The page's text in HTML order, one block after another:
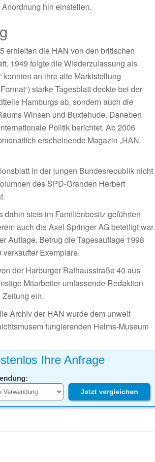
hin einstellen.
erhielten die HAN von den britischen
1949 folgte die Wiederzulassung als
an ihre alte Marktstellung
starke Tagesblatt deckte bei der
Hamburgs ab, sondern auch die
Winsen und Buxtehude. Daneben
Politik berichtet. Ab 2006
erscheinende Magazin „HAN
in der jungen Bundesrepublik nicht
des SPD-Granden Herbert
stets im Familienbesitz geführten
auch die Axel Springer AG beteiligt war.
Auflage. Betrug die Tagesauflage 1998
Exemplare.
der Harburger Rathausstraße 40 aus
Mitarbeiter umfassende Redaktion
ein.
Archiv der HAN wurde dem unweit
fungierenden Helms-Museum
Ihre Anfrage
Jetzt vergleichen